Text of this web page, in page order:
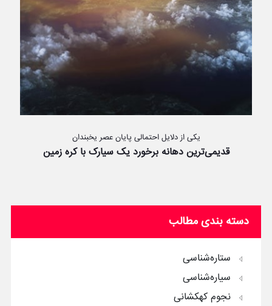
یکی از دلایل احتمالی پایان عصر یخبندان
قدیمی‌ترین دهانه برخورد یک سیارک با کره زمین
دسته بندی مطالب
ستاره‌شناسی
سیاره‌شناسی
نجوم کهکشانی